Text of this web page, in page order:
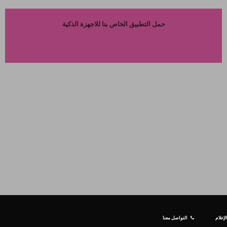
حمل التطبيق الخاص بنا للاجهزة الذكية
التواصل معنا